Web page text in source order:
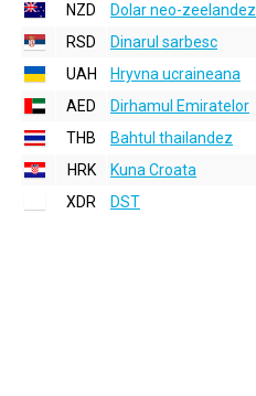
NZD
Dolar neo-zeelandez
RSD
Dinarul sarbesc
UAH
Hryvna ucraineana
AED
Dirhamul Emiratelor
THB
Bahtul thailandez
HRK
Kuna Croata
XDR
DST